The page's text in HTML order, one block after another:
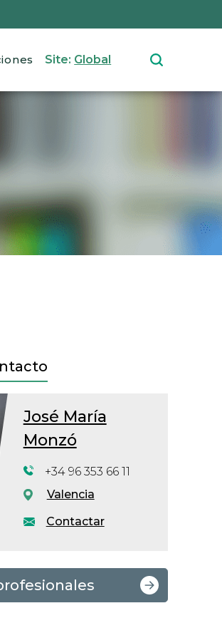
Site: Global
José María
Monzó
Contactar
+34 96 353 66 11
Valencia